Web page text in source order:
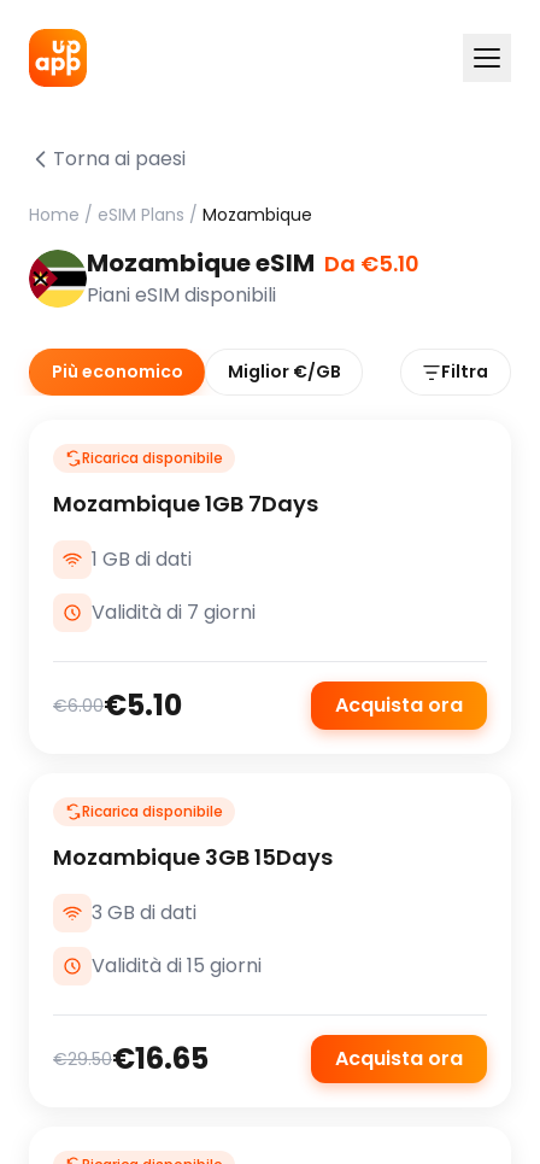
Torna ai paesi
Home / eSIM Plans / Mozambique
Mozambique eSIM Da €5.10
Piani eSIM disponibili
Più economico Miglior €/GB Filtra
Ricarica disponibile
Mozambique 1GB 7Days
1 GB di dati
Validità di 7 giorni
€6.00€5.10 Acquista ora
Ricarica disponibile
Mozambique 3GB 15Days
3 GB di dati
Validità di 15 giorni
€29.50€16.65 Acquista ora